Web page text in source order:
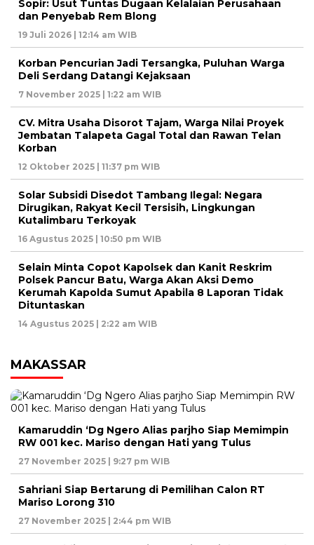
Sopir: Usut Tuntas Dugaan Kelalaian Perusahaan
dan Penyebab Rem Blong
19 Juli 2026 | 12:14 am WIB
Korban Pencurian Jadi Tersangka, Puluhan Warga
Deli Serdang Datangi Kejaksaan
7 November 2025 | 1:22 am WIB
CV. Mitra Usaha Disorot Tajam, Warga Nilai Proyek
Jembatan Talapeta Gagal Total dan Rawan Telan
Korban
12 Oktober 2025 | 11:37 pm WIB
Solar Subsidi Disedot Tambang Ilegal: Negara
Dirugikan, Rakyat Kecil Tersisih, Lingkungan
Kutalimbaru Terkoyak
16 Agustus 2025 | 10:50 pm WIB
Selain Minta Copot Kapolsek dan Kanit Reskrim
Polsek Pancur Batu, Warga Akan Aksi Demo
Kerumah Kapolda Sumut Apabila 8 Laporan Tidak
Dituntaskan
14 Agustus 2025 | 2:22 am WIB
MAKASSAR
Kamaruddin ‘Dg Ngero Alias parjho Siap Memimpin
RW 001 kec. Mariso dengan Hati yang Tulus
27 November 2025 | 9:27 pm WIB
Sahriani Siap Bertarung di Pemilihan Calon RT
Mariso Lorong 310
27 November 2025 | 2:44 pm WIB